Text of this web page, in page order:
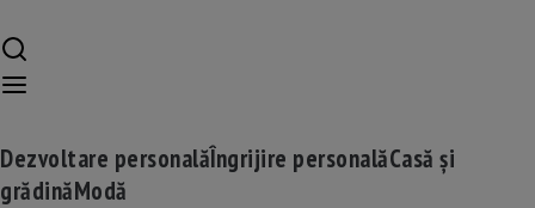
Dezvoltare personalăÎngrijire personalăCasă și
grădinăModă